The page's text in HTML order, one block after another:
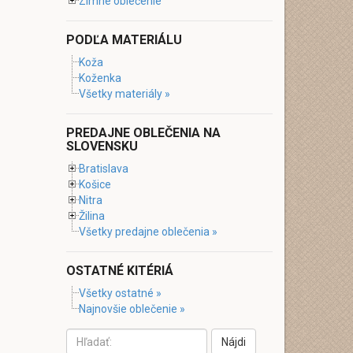
PODĽA MATERIÁLU
Koža
Koženka
Všetky materiály »
PREDAJNE OBLEČENIA NA
SLOVENSKU
Bratislava
Košice
Nitra
Žilina
Všetky predajne oblečenia »
OSTATNÉ KITÉRIÁ
Všetky ostatné »
Najnovšie oblečenie »
Nájdi